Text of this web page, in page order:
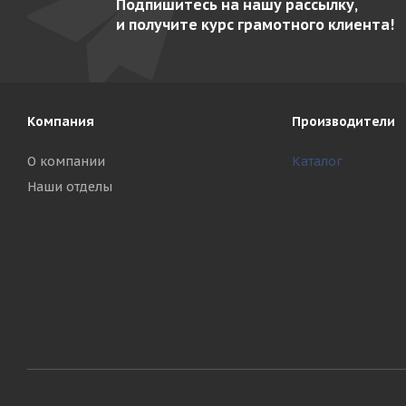
Подпишитесь на нашу рассылку,
и получите курс грамотного клиента!
Компания
О компании
Наши отделы
Производители
Каталог